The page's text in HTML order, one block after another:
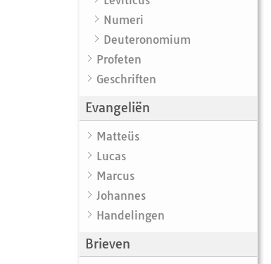
Numeri
Deuteronomium
Profeten
Geschriften
Evangeliën
Matteüs
Lucas
Marcus
Johannes
Handelingen
Brieven